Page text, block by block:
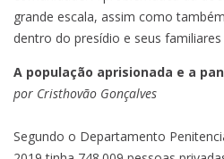
grande escala, assim como
dentro do presídio e seus
A população aprisionada e a
por Cristhovão Gonçalves
Segundo o Departamento